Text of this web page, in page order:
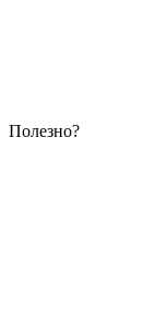
Полезно?